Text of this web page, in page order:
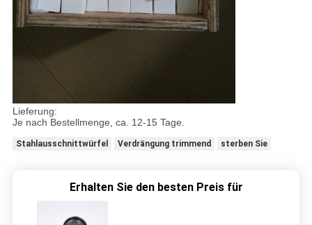
Lieferung:
Je nach Bestellmenge, ca. 12-15 Tage.
Stahlausschnittwürfel Verdrängung trimmend sterben Sie
Erhalten Sie den besten Preis für